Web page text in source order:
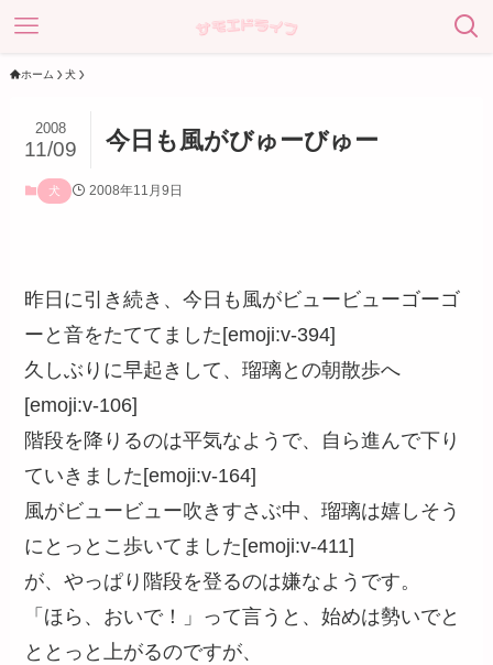
ホーム 犬
今日も風がびゅーびゅー
2008
11/09
犬 2008年11月9日
昨日に引き続き、今日も風がビュービューゴーゴ
ーと音をたててました[emoji:v-394]
久しぶりに早起きして、瑠璃との朝散歩へ
[emoji:v-106]
階段を降りるのは平気なようで、自ら進んで下り
ていきました[emoji:v-164]
風がビュービュー吹きすさぶ中、瑠璃は嬉しそう
にとっとこ歩いてました[emoji:v-411]
が、やっぱり階段を登るのは嫌なようです。
「ほら、おいで！」って言うと、始めは勢いでと
ととっと上がるのですが、